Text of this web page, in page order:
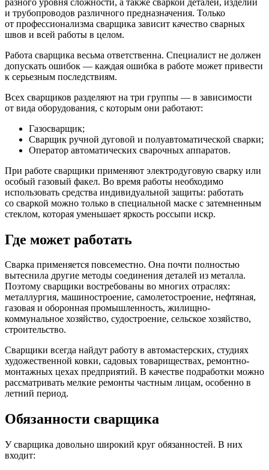
и трубопроводов различного предназначения. Только
от профессионализма сварщика зависит качество сварных
швов и всей работы в целом.
Работа сварщика весьма ответственна. Специалист не должен
допускать ошибок — каждая ошибка в работе может привести
к серьезным последствиям.
Всех сварщиков разделяют на три группы — в зависимости
от вида оборудования, с которым они работают:
Газосварщик;
Сварщик ручной дуговой и полуавтоматической сварки;
Оператор автоматических сварочных аппаратов.
При работе сварщики применяют электродуговую сварку или
особый газовый факел. Во время работы необходимо
использовать средства индивидуальной защиты: работать
со сваркой можно только в специальной маске с затемненным
стеклом, которая уменьшает яркость россыпи искр.
Где может работать
Сварка применяется повсеместно. Она почти полностью
вытеснила другие методы соединения деталей из металла.
Поэтому сварщики востребованы во многих отраслях:
металлургия, машиностроение, самолетостроение, нефтяная,
газовая и оборонная промышленность, жилищно-
коммунальное хозяйство, судостроение, сельское хозяйство,
строительство.
Сварщики всегда найдут работу в автомастерских, студиях
художественной ковки, садовых товариществах, ремонтно-
монтажных цехах предприятий. В качестве подработки можно
рассматривать мелкие ремонты частным лицам, особенно в
летний период.
Обязанности сварщика
У сварщика довольно широкий круг обязанностей. В них
входит: